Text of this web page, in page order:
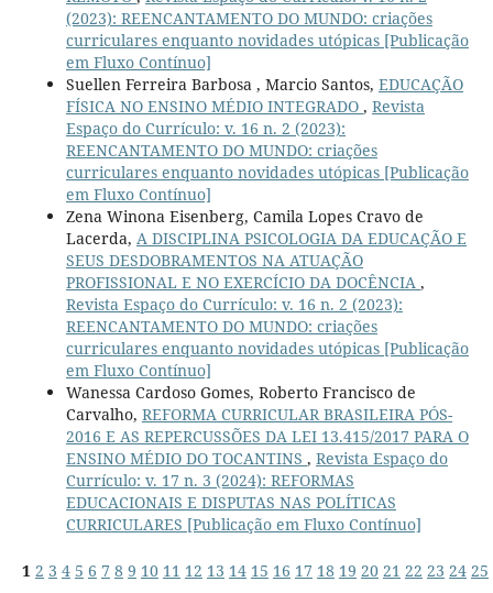
(2023): REENCANTAMENTO DO MUNDO: criações
curriculares enquanto novidades utópicas [Publicação
em Fluxo Contínuo]
Suellen Ferreira Barbosa , Marcio Santos, EDUCAÇÃO
FÍSICA NO ENSINO MÉDIO INTEGRADO , Revista
Espaço do Currículo: v. 16 n. 2 (2023):
REENCANTAMENTO DO MUNDO: criações
curriculares enquanto novidades utópicas [Publicação
em Fluxo Contínuo]
Zena Winona Eisenberg, Camila Lopes Cravo de
Lacerda, A DISCIPLINA PSICOLOGIA DA EDUCAÇÃO E
SEUS DESDOBRAMENTOS NA ATUAÇÃO
PROFISSIONAL E NO EXERCÍCIO DA DOCÊNCIA ,
Revista Espaço do Currículo: v. 16 n. 2 (2023):
REENCANTAMENTO DO MUNDO: criações
curriculares enquanto novidades utópicas [Publicação
em Fluxo Contínuo]
Wanessa Cardoso Gomes, Roberto Francisco de
Carvalho, REFORMA CURRICULAR BRASILEIRA PÓS-
2016 E AS REPERCUSSÕES DA LEI 13.415/2017 PARA O
ENSINO MÉDIO DO TOCANTINS , Revista Espaço do
Currículo: v. 17 n. 3 (2024): REFORMAS
EDUCACIONAIS E DISPUTAS NAS POLÍTICAS
CURRICULARES [Publicação em Fluxo Contínuo]
1 2 3 4 5 6 7 8 9 10 11 12 13 14 15 16 17 18 19 20 21 22 23 24 25